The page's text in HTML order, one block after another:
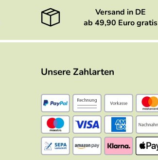
Versand in DE
ab 49,90 Euro gratis
Unsere Zahlarten